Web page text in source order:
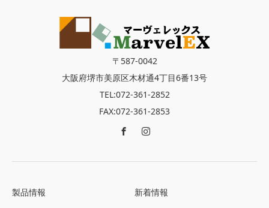
〒587-0042
大阪府堺市美原区木材通4丁目6番13号
TEL:072-361-2852
FAX:072-361-2853
製品情報 新着情報